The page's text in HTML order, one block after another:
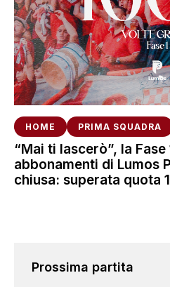
HOME PRIMA SQUADRA
“Mai ti lascerò”, la
abbonamenti di Lumos
chiusa: superata quota
Prossima partita